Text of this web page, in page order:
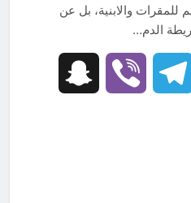
للمقرات والابنية، بل عن
الدم…
WhatsApp
Telegram
Viber